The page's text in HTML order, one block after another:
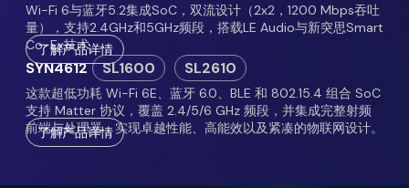
Wi-Fi 6与蓝牙5.2集成SoC，双流设计（2x2，1200 Mbps吞吐
量），支持2.4GHz和5GHz频段，搭载LE Audio与新突思Smart
Co-Ex技术。
了解产品详情
SYN4612 SL1600 SL2610
这款超低功耗 Wi-Fi 6E、蓝牙 6.0、BLE 和 802.15.4 组合 SoC
支持 Matter 协议，覆盖 2.4/5/6 GHz 频段，并集成完整射频
前端与处理器，实现卓越性能、高能效以及紧凑的物联网设计。
了解产品详情